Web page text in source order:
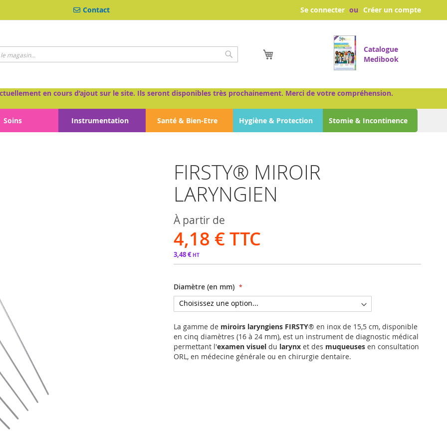
Se connecter Créer un compte
Contact
Mon panier
Catalogue
Medibook
en cours d’ajout sur le site. Ils seront disponibles très prochainement. Merci de votre compréhension.
Soins Instrumentation Santé & Bien-Etre Hygiène & Protection Stomie & Incontinence
FIRSTY® MIROIR
LARYNGIEN
À partir de
4,18 €
3,48 €
Diamètre (en mm)
La gamme de miroirs laryngiens FIRSTY® en inox de 15,5 cm, disponible
en cinq diamètres (16 à 24 mm), est un instrument de diagnostic médical
permettant l'examen visuel du larynx et des muqueuses en consultation
ORL, en médecine générale ou en chirurgie dentaire.